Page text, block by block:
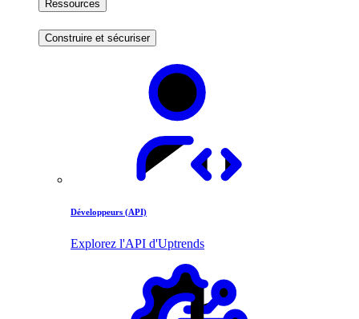
Ressources
Construire et sécuriser
Développeurs (API)
Explorez l'API d'Uptrends